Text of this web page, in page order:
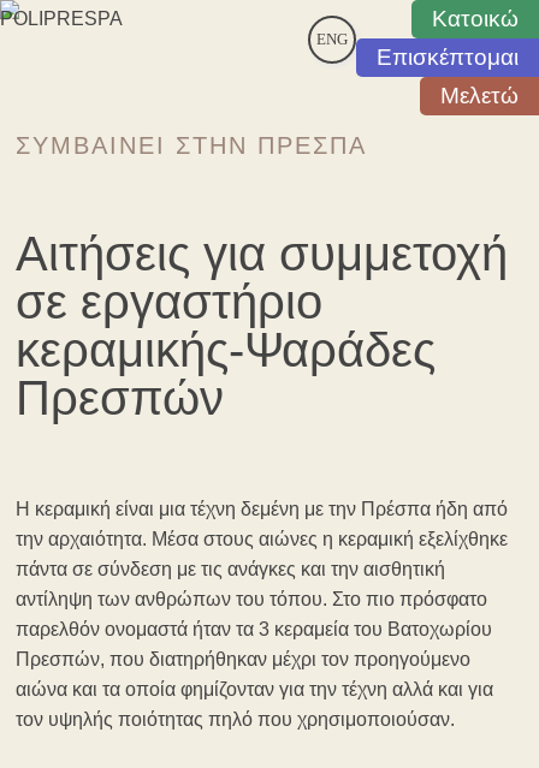
ENG
Κατοικώ
Επισκέπτομαι
Μελετώ
ΣΥΜΒΑΊΝΕΙ ΣΤΗΝ ΠΡΈΣΠΑ
Αιτήσεις για συμμετοχή
σε εργαστήριο
κεραμικής-Ψαράδες
Πρεσπών
Η κεραμική είναι μια τέχνη δεμένη με την Πρέσπα ήδη από
την αρχαιότητα. Μέσα στους αιώνες η κεραμική εξελίχθηκε
πάντα σε σύνδεση με τις ανάγκες και την αισθητική
αντίληψη των ανθρώπων του τόπου. Στο πιο πρόσφατο
παρελθόν ονομαστά ήταν τα 3 κεραμεία του Βατοχωρίου
Πρεσπών, που διατηρήθηκαν μέχρι τον προηγούμενο
αιώνα και τα οποία φημίζονταν για την τέχνη αλλά και για
τον υψηλής ποιότητας πηλό που χρησιμοποιούσαν.